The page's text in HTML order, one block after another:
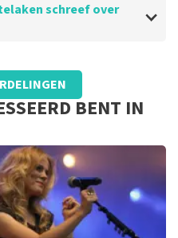
over
meer als 170 euto
maar 49.50
plaats. Nooit meer
BENT IN